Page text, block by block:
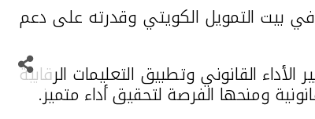
في بيت التمويل الكويتي وقدرته على دعم
القانوني وتطبيق التعليمات الرقابية
ومنحها الفرصة لتحقيق أداء متميز.